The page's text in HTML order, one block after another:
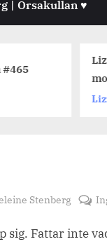
| Orsakullan ♥
Lizzlas
morbror.
Lizzla
Stenberg
sig. Fattar inte